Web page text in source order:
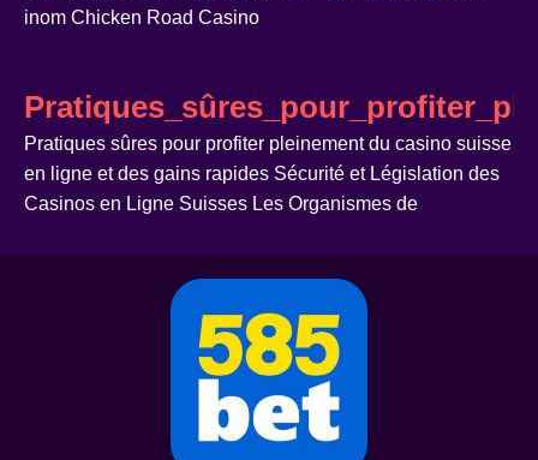
inom Chicken Road Casino
Pratiques sûres pour profiter pleinement du casino suisse
en ligne et des gains rapides Sécurité et Législation des
Casinos en Ligne Suisses Les Organismes de